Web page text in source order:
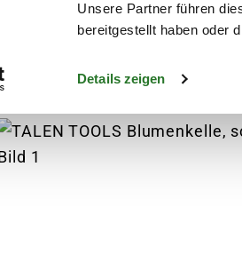
Unsere Partner führen
bereitgestellt haben oder
Details zeigen
Blumen
Spezialerden TALEN